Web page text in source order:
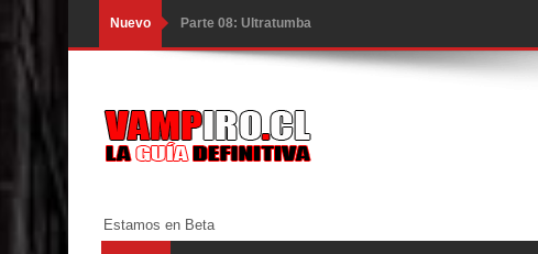
Nuevo Parte 08: Ultratumba
Parte 07: Asuntos que Resolver
Parte 06: El Trato con los Muertos
Parte 05: Sitiados
Estamos en Beta